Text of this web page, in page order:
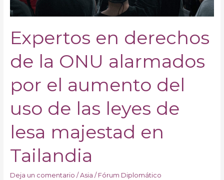
Expertos en derechos
de la ONU alarmados
por el aumento del
uso de las leyes de
lesa majestad en
Tailandia
Deja un comentario / Asia / Fórum Diplomático
el
aumento
uso
las
de
lesa
majestad
Tailandia